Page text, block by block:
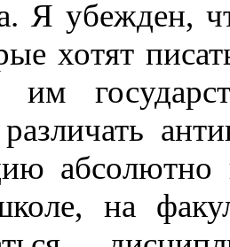
Я убежден,
хотят
им
абсолютно
на